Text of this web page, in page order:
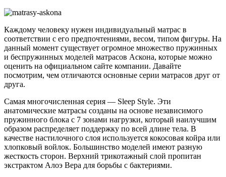
Каждому человеку нужен индивидуальный матрас в
соответствии с его предпочтениями, весом, типом фигуры. На
данный момент существует огромное множество пружинных
и беспружинных моделей матрасов Аскона, которые можно
оценить на официальном сайте компании. Давайте
посмотрим, чем отличаются основные серии матрасов друг от
друга.
Самая многочисленная серия — Sleep Style. Эти
анатомические матрасы созданы на основе независимого
пружинного блока с 7 зонами нагрузки, который наилучшим
образом распределяет поддержку по всей длине тела. В
качестве настилочного слоя используется кокосовая койра или
хлопковый войлок. Большинство моделей имеют разную
жесткость сторон. Верхний трикотажный слой пропитан
экстрактом Алоэ Вера для борьбы с бактериями.